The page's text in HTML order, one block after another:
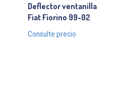
Deflector ventanilla
Fiat Fiorino 99-02
Consulte precio